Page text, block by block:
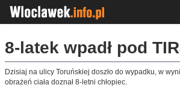
8-latek wpadł pod
Dzisiaj na ulicy Toruńskiej doszło do wypadku, w
obrażeń ciała doznał 8-letni chłopiec.